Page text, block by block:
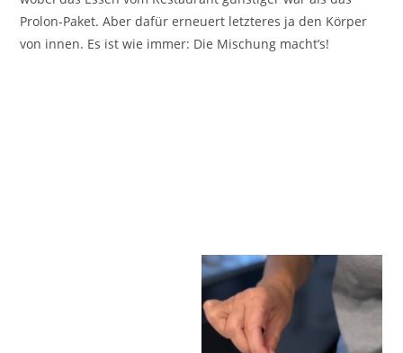
Prolon-Paket. Aber dafür erneuert letzteres ja den Körper
von innen. Es ist wie immer: Die Mischung macht’s!